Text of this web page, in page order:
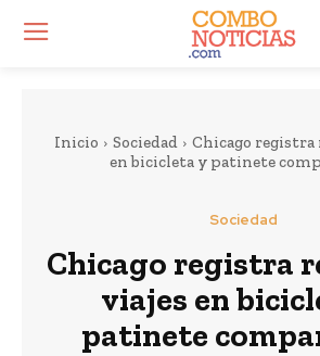
Inicio Sociedad
Chicago registra
en bicicleta y patinete
Sociedad
Chicago registra
viajes en
patinete